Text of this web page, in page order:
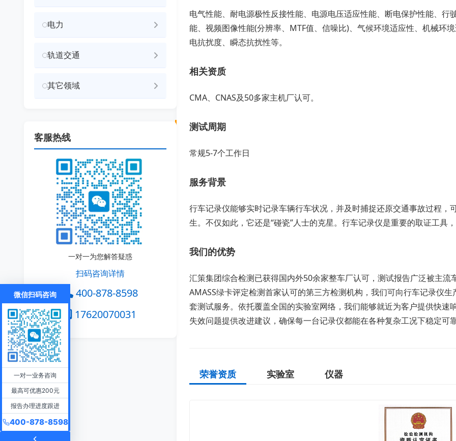
电气性能、耐电源极性反接性能、电源电压适应性能、断电保护性能、行
能、视频图像性能(分辨率、MTF值、信噪比)、气候环境适应性、机械环
电抗扰度、瞬态抗扰性等。
相关资质
CMA、CNAS及50多家主机厂认可。
测试周期
常规5-7个工作日
服务背景
行车记录仪能够实时记录车辆行车状况，并及时捕捉还原交通事故过程
生。不仅如此，它还是“碰瓷”人士的克星。行车记录仪是重要的取证工具
我们的优势
汇策集团综合检测已获得国内外50余家整车厂认可，测试报告广泛被主
AMASS绿卡评定检测首家认可的第三方检测机构，我们可向行车记录仪
套测试服务。依托覆盖全国的实验室网络，我们能够就近为客户提供快
失效问题提供改进建议，确保每一台记录仪都能在各种复杂工况下稳定可
荣誉资质 实验室 仪器
电力
轨道交通
其它领域
客服热线
一对一为您解答疑惑
扫码咨询详情
400-878-8598
17620070031
微信扫码咨询
一对一业务咨询
最高可优惠200元
报告办理进度跟进
400-878-8598